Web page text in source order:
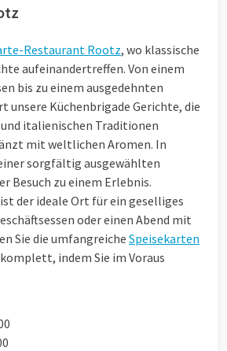
Restaurant Rootz, wo klassische
aufeinandertreffen. Von einem
bis zu einem ausgedehnten
unsere Küchenbrigade Gerichte, die
italienischen Traditionen
mit weltlichen Aromen. In
sorgfältig ausgewählten
Besuch zu einem Erlebnis.
ist der ideale Ort für ein geselliges
oder einen Abend mit
Sie die umfangreiche Speisekarten
indem Sie im Voraus